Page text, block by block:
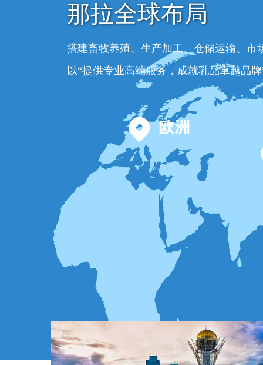
那拉全球布局
搭建畜牧养殖、生产加工、仓储运输、
以“提供专业高端服务，成就乳品卓越品